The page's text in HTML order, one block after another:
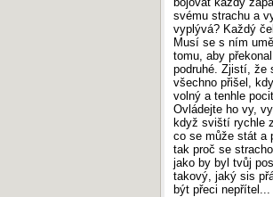
svému strachu a
vyplývá? Každý
Musí se s ním
tomu, aby
podruhé. Zjistí, že
všechno přišel,
volný a tenhle
Ovládejte ho vy,
když sviští rychle
co se může stát a
tak proč se
jako by byl tvůj
takový, jaký sis
být přeci nepřítel...